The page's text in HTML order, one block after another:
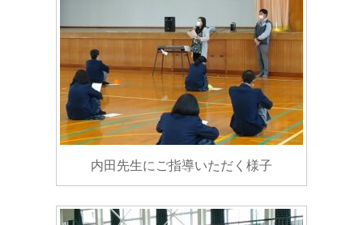
内田先生にご指導いただく様子